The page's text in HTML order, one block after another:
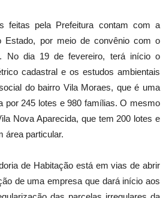
feitas pela Prefeitura contam com a
Estado, por meio de convênio com o
No dia 19 de fevereiro, terá início o
cadastral e os estudos ambientais
do bairro Vila Moraes, que é uma
por 245 lotes e 980 famílias. O mesmo
Nova Aparecida, que tem 200 lotes e
área particular.
de Habitação está em vias de abrir
de uma empresa que dará início aos